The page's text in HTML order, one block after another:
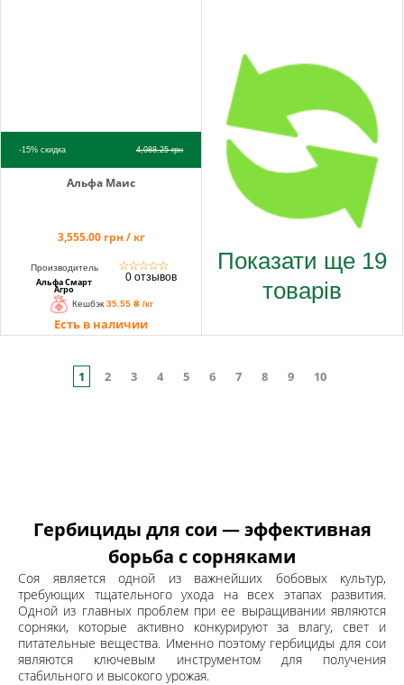
-15%скидка 4,088.25грн
Альфа Маис
3,555.00 грн / кг
Производитель
Альфа Смарт
Агро
☆☆☆☆☆
0 отзывов
Кешбэк 35.55 ₴ /кг
Есть в наличии
Показати ще 19
товарів
1 2 3 4 5 6 7 8 9 10
Гербициды для сои — эффективная
борьба с сорняками
Соя является одной из важнейших бобовых культур,
требующих тщательного ухода на всех этапах развития.
Одной из главных проблем при ее выращивании являются
сорняки, которые активно конкурируют за влагу, свет и
питательные вещества. Именно поэтому гербициды для сои
являются ключевым инструментом для получения
стабильного и высокого урожая.